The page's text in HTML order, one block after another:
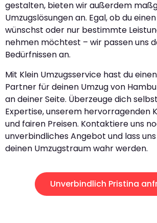
gestalten, bieten wir außerdem
Umzugslösungen an. Egal, ob du
wünschst oder nur bestimmte
nehmen möchtest – wir passen uns
Bedürfnissen an.
Mit Klein Umzugsservice hast du
Partner für deinen Umzug von
an deiner Seite. Überzeuge dich
Expertise, unserem hervorragenden
und fairen Preisen. Kontaktiere uns
unverbindliches Angebot und lass
deinen Umzugstraum wahr werden.
Unverbindlich Pristina